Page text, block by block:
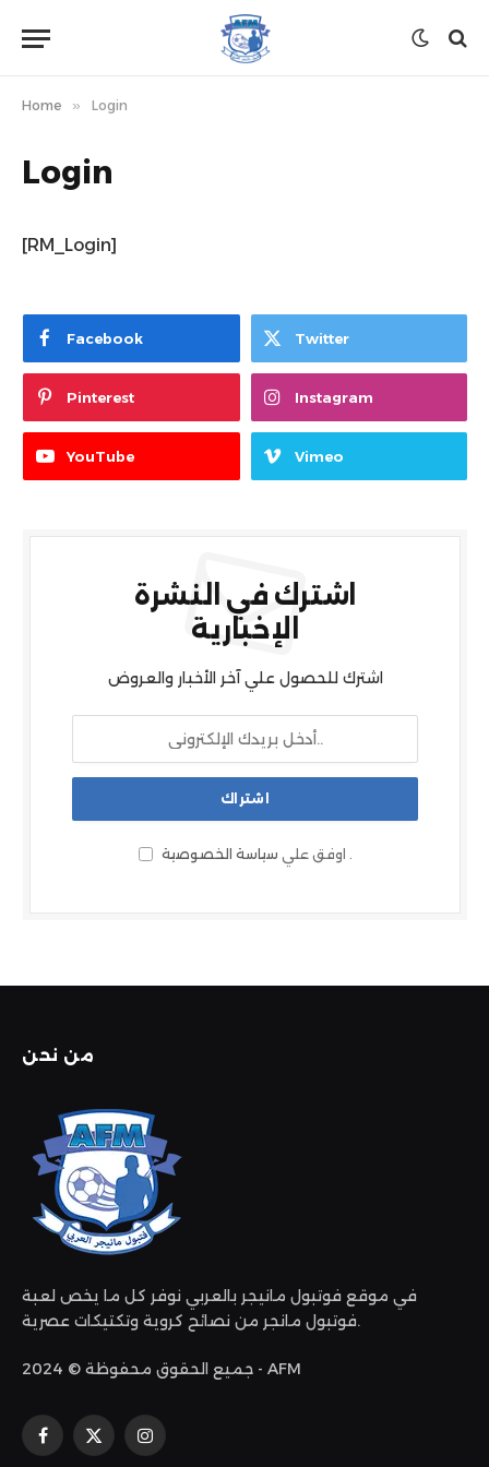
Home » Login
Login
[RM_Login]
Facebook Twitter
Pinterest Instagram
YouTube Vimeo
اشترك في النشرة
الإخبارية
اشترك للحصول علي آخر الأخبار والعروض
اوفق علي سياسة الخصوصية .
من نحن
في موقع فوتبول مانيجر بالعربي نوفر كل ما يخص لعبة
فوتبول مانجر من نصائح كروية وتكتيكات عصرية.
جميع الحقوق محفوظة © 2024 - AFM
فيسبوك
X
الانستغرام